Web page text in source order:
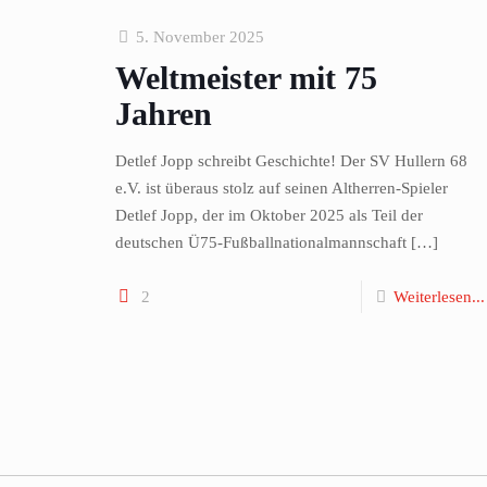
5. November 2025
Weltmeister mit 75
Jahren
Detlef Jopp schreibt Geschichte! Der SV Hullern 68
e.V. ist überaus stolz auf seinen Altherren-Spieler
Detlef Jopp, der im Oktober 2025 als Teil der
deutschen Ü75-Fußballnationalmannschaft[…]
2 Weiterlesen...